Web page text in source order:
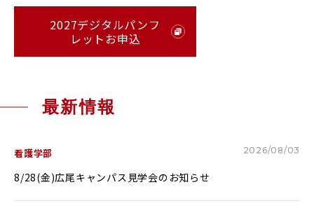
研究・社会連携
在学生の方へ
よくある質問 教職員募集
お問い合わせ 図書館
2027デジタルパンフ
レットお申込
最新情報
看護学部 2026/08/03
8/28(金)広尾キャンパス見学会のお知らせ